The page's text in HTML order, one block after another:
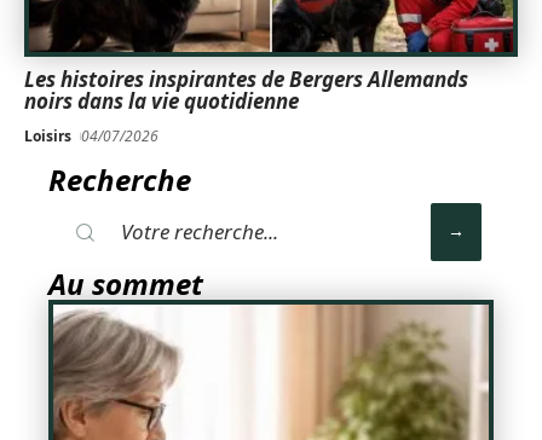
Les histoires inspirantes de Bergers Allemands
noirs dans la vie quotidienne
Loisirs 04/07/2026
Recherche
Au sommet